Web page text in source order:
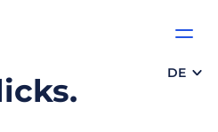
DE